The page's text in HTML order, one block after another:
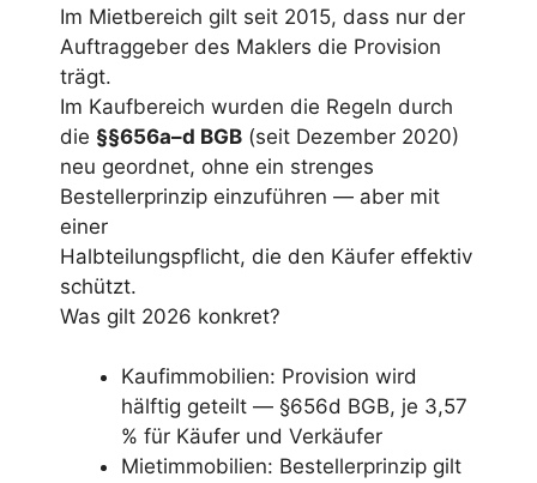
Im Mietbereich gilt seit 2015, dass nur der
Auftraggeber des Maklers die Provision
trägt.
Im Kaufbereich wurden die Regeln durch
die §§656a–d BGB (seit Dezember 2020)
neu geordnet, ohne ein strenges
Bestellerprinzip einzuführen — aber mit
einer
Halbteilungspflicht, die den Käufer effektiv
schützt.
Was gilt 2026 konkret?
Kaufimmobilien: Provision wird
hälftig geteilt — §656d BGB, je 3,57
% für Käufer und Verkäufer
Mietimmobilien: Bestellerprinzip gilt